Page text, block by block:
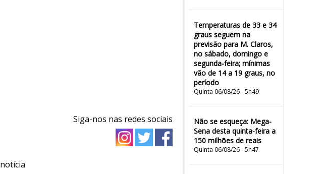
Temperaturas de 33 e 34
graus seguem na
previsão para M. Claros,
no sábado, domingo e
segunda-feira; mínimas
vão de 14 a 19 graus, no
período
Quinta 06/08/26 - 5h49
Não se esqueça: Mega-
Sena desta quinta-feira a
150 milhões de reais
Quinta 06/08/26 - 5h47
Siga-nos nas redes sociais